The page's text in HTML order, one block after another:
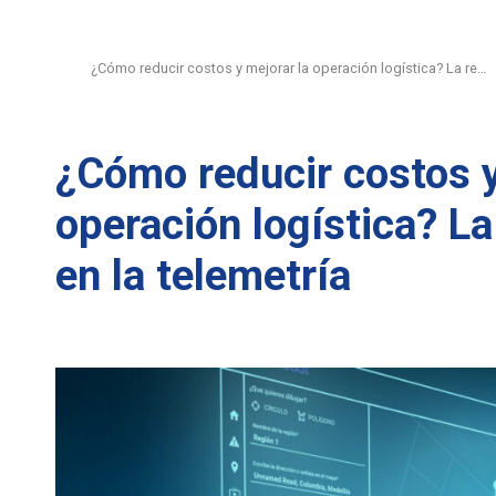
¿Cómo reducir costos y mejorar la operación logística? La re…
¿Cómo reducir costos
operación logística?
en la telemetría